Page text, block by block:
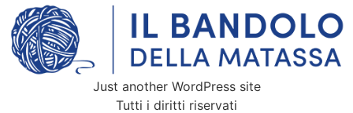
Just another WordPress site
Tutti i diritti riservati